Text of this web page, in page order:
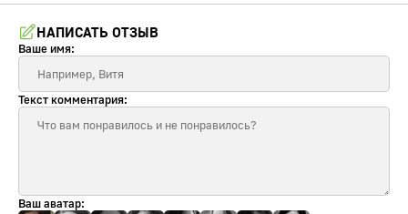
НАПИСАТЬ ОТЗЫВ
Ваше имя:
Текст комментария:
Ваш аватар: